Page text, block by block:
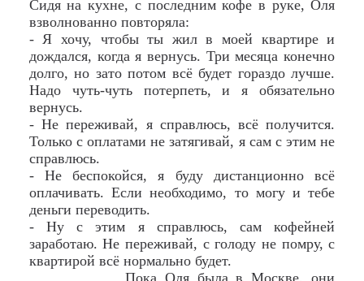
Сидя на кухне, с последним кофе в руке, Оля
взволнованно повторяла:
- Я хочу, чтобы ты жил в моей квартире и
дождался, когда я вернусь. Три месяца конечно
долго, но зато потом всё будет гораздо лучше.
Надо чуть-чуть потерпеть, и я обязательно
вернусь.
- Не переживай, я справлюсь, всё получится.
Только с оплатами не затягивай, я сам с этим не
справлюсь.
- Не беспокойся, я буду дистанционно всё
оплачивать. Если необходимо, то могу и тебе
деньги переводить.
- Ну с этим я справлюсь, сам кофейней
заработаю. Не переживай, с голоду не помру, с
квартирой всё нормально будет.
Пока Оля была в Москве, они